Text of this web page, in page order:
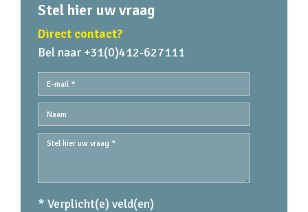
Stel hier uw vraag
Direct contact?
Bel naar +31(0)412-627111
* Verplicht(e) veld(en)